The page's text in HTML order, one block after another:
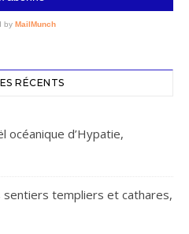
RÉCENTS
océanique d’Hypatie,
templiers et cathares,